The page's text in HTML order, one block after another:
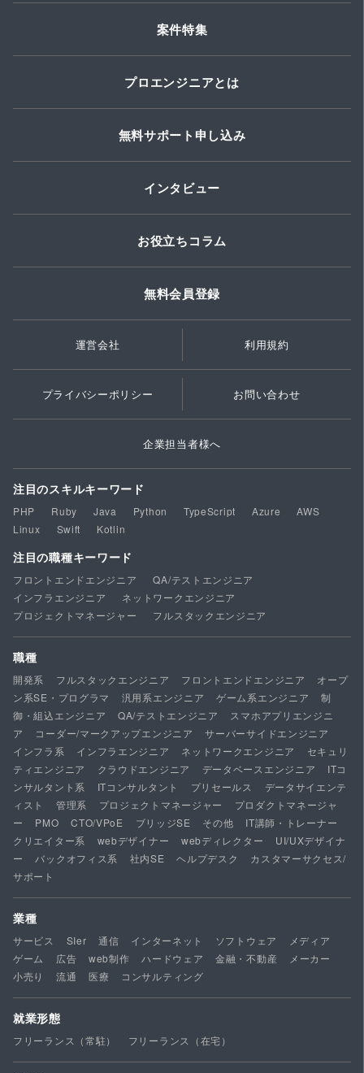
案件特集
プロエンジニアとは
無料サポート申し込み
インタビュー
お役立ちコラム
無料会員登録
運営会社 利用規約
プライバシーポリシー お問い合わせ
企業担当者様へ
注目のスキルキーワード
PHP Ruby Java Python TypeScript Azure
AWS
Linux
Swift Kotlin
注目の職種キーワード
フロントエンドエンジニア
QA/テストエンジニア
インフラエンジニア
ネットワークエンジニア
プロジェクトマネージャー
フルスタックエンジニア
職種
開発系 フルスタックエンジニア フロントエンドエンジニア
オープ
ン系SE・プログラマ
汎用系エンジニア ゲーム系エンジニア
制
御・組込エンジニア
QA/テストエンジニア
スマホアプリエンジニ
ア
コーダー/マークアップエンジニア
サーバーサイドエンジニア
インフラ系
インフラエンジニア ネットワークエンジニア
セキュリ
ティエンジニア
クラウドエンジニア データベースエンジニア
ITコ
ンサルタント系
ITコンサルタント プリセールス
データサイエンテ
ィスト
管理系 プロジェクトマネージャー
プロダクトマネージャ
ー
PMO CTO/VPoE ブリッジSE その他
IT講師・トレーナー
クリエイター系
webデザイナー webディレクター
UI/UXデザイナ
ー
バックオフィス系 社内SE ヘルプデスク
カスタマーサクセス/
サポート
業種
サービス SIer 通信 インターネット ソフトウェア
メディア
ゲーム
広告 web制作 ハードウェア 金融・不動産
メーカー
小売り
流通 医療 コンサルティング
就業形態
フリーランス（常駐） フリーランス（在宅）